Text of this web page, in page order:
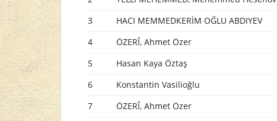
3 HACI MEMMEDKERİM OĞLU ABDIYEV
4 ÖZERÎ, Ahmet Özer
5 Hasan Kaya Öztaş
6 Konstantin Vasilioğlu
7 ÖZERÎ, Ahmet Özer